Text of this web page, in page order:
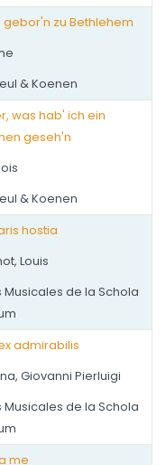
gebor'n zu Bethlehem
& Koenen
was hab' ich ein
geseh'n
& Koenen
hostia
Louis
Musicales de la Schola
admirabilis
Giovanni Pierluigi
Musicales de la Schola
me